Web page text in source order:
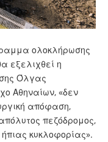
ολοκλήρωσης
εξελιχθεί η
Όλγας
Αθηναίων, «δεν
απόφαση,
πεζόδρομος,
κυκλοφορίας».